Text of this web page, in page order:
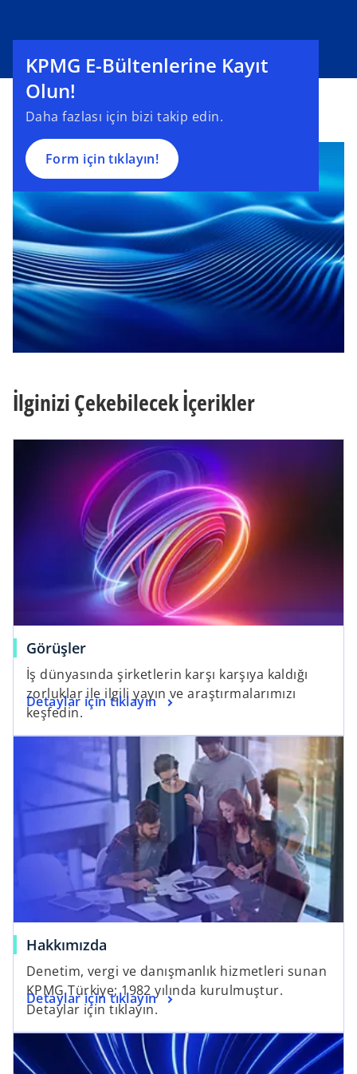
KPMG E-Bültenlerine Kayıt
Olun!
Daha fazlası için bizi takip edin.
Form için tıklayın!
p
e
i
n
a
n
e
w
t
a
b
İlginizi Çekebilecek İçerikler
Görüşler
İş dünyasında şirketlerin karşı karşıya kaldığı
zorluklar ile ilgili yayın ve araştırmalarımızı
keşfedin.
Detaylar için tıklayın
Hakkımızda
Denetim, vergi ve danışmanlık hizmetleri sunan
KPMG Türkiye; 1982 yılında kurulmuştur.
Detaylar için tıklayın.
Detaylar için tıklayın